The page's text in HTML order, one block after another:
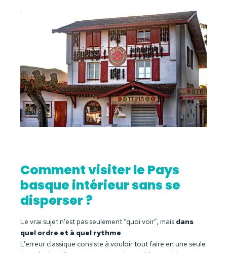
Comment visiter le Pays
basque intérieur sans se
disperser ?
Le vrai sujet n’est pas seulement “quoi voir”, mais dans
quel ordre et à quel rythme.
L’erreur classique consiste à vouloir tout faire en une seule